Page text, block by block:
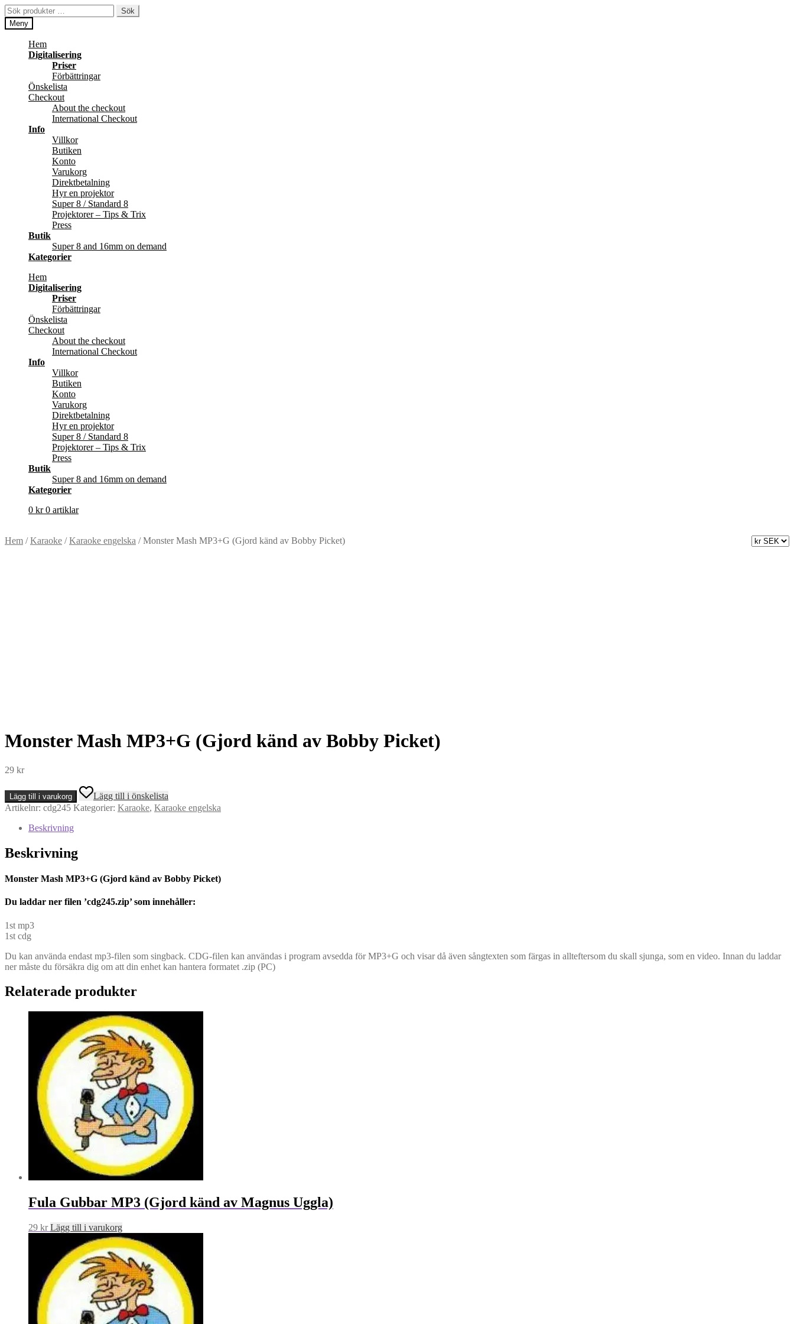
Hoppa
till
navigering
Hoppa
till
innehåll
Sök
efter:
Sök
Meny
Hem
Digitalisering
Priser
Förbättringar
Önskelista
Checkout
About the checkout
International Checkout
Info
Villkor
Butiken
Konto
Varukorg
Direktbetalning
Hyr en projektor
Super 8 / Standard 8
Projektorer – Tips & Trix
Press
Butik
Super 8 and 16mm on demand
Kategorier
Hem
Digitalisering
Priser
Förbättringar
Önskelista
Checkout
About the checkout
International Checkout
Info
Villkor
Butiken
Konto
Varukorg
Direktbetalning
Hyr en projektor
Super 8 / Standard 8
Projektorer – Tips & Trix
Press
Butik
Super 8 and 16mm on demand
Kategorier
0 kr 0 artiklar
Hem /Karaoke /Karaoke engelska /Monster Mash MP3+G (Gjord känd av Bobby Picket)
Monster Mash MP3+G (Gjord känd av Bobby Picket)
29 kr
Monster
Mash
MP3+G
känd
Bobby
mängd
Lägg till i varukorg
Lägg till i önskelista
Artikelnr: cdg245 Kategorier: Karaoke, Karaoke engelska
Beskrivning
Beskrivning
Monster Mash MP3+G (Gjord känd av Bobby Picket)
Du laddar ner filen ’cdg245.zip’ som innehåller:
1st mp3
1st cdg
Du kan använda endast mp3-filen som singback. CDG-filen kan användas i program avsedda för MP3+G och visar då även sångtexten som färgas in allteftersom du skall sjunga, som en video. Innan du laddar
ner måste du försäkra dig om att din enhet kan hantera formatet .zip (PC)
Relaterade produkter
Fula Gubbar MP3 (Gjord känd av Magnus Uggla)
29 kr Lägg till i varukorg